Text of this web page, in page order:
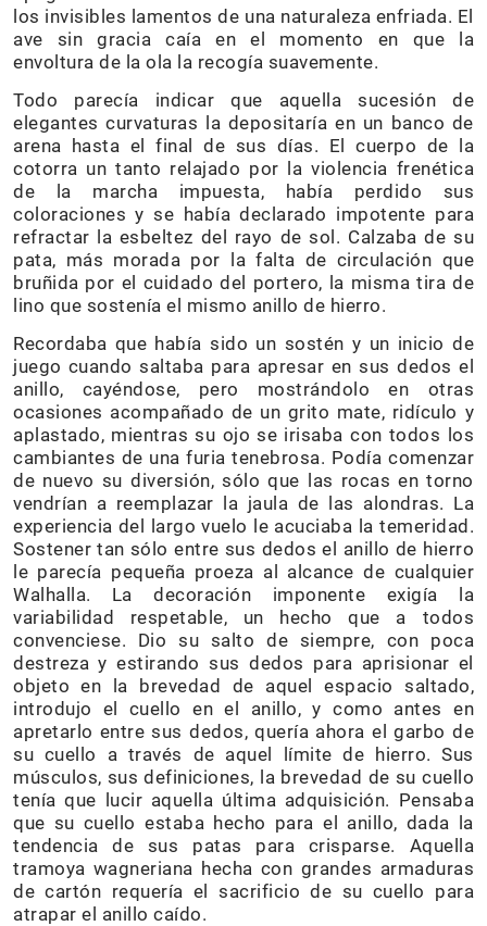
los invisibles lamentos de una naturaleza enfriada. El
ave sin gracia caía en el momento en que la
envoltura de la ola la recogía suavemente.
Todo parecía indicar que aquella sucesión de
elegantes curvaturas la depositaría en un banco de
arena hasta el final de sus días. El cuerpo de la
cotorra un tanto relajado por la violencia frenética
de la marcha impuesta, había perdido sus
coloraciones y se había declarado impotente para
refractar la esbeltez del rayo de sol. Calzaba de su
pata, más morada por la falta de circulación que
bruñida por el cuidado del portero, la misma tira de
lino que sostenía el mismo anillo de hierro.
Recordaba que había sido un sostén y un inicio de
juego cuando saltaba para apresar en sus dedos el
anillo, cayéndose, pero mostrándolo en otras
ocasiones acompañado de un grito mate, ridículo y
aplastado, mientras su ojo se irisaba con todos los
cambiantes de una furia tenebrosa. Podía comenzar
de nuevo su diversión, sólo que las rocas en torno
vendrían a reemplazar la jaula de las alondras. La
experiencia del largo vuelo le acuciaba la temeridad.
Sostener tan sólo entre sus dedos el anillo de hierro
le parecía pequeña proeza al alcance de cualquier
Walhalla. La decoración imponente exigía la
variabilidad respetable, un hecho que a todos
convenciese. Dio su salto de siempre, con poca
destreza y estirando sus dedos para aprisionar el
objeto en la brevedad de aquel espacio saltado,
introdujo el cuello en el anillo, y como antes en
apretarlo entre sus dedos, quería ahora el garbo de
su cuello a través de aquel límite de hierro. Sus
músculos, sus definiciones, la brevedad de su cuello
tenía que lucir aquella última adquisición. Pensaba
que su cuello estaba hecho para el anillo, dada la
tendencia de sus patas para crisparse. Aquella
tramoya wagneriana hecha con grandes armaduras
de cartón requería el sacrificio de su cuello para
atrapar el anillo caído.